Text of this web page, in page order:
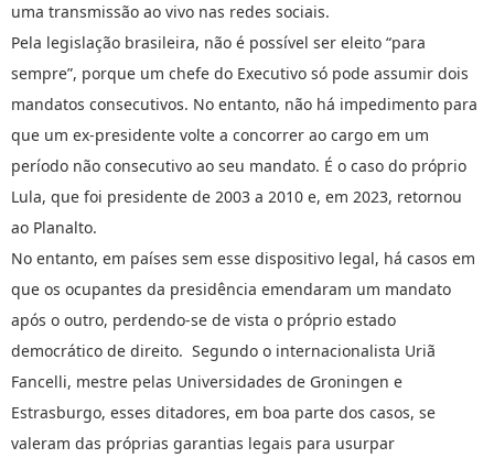
uma transmissão ao vivo nas redes sociais.
Pela legislação brasileira, não é possível ser eleito “para
sempre”, porque um chefe do Executivo só pode assumir dois
mandatos consecutivos. No entanto, não há impedimento para
que um ex-presidente volte a concorrer ao cargo em um
período não consecutivo ao seu mandato. É o caso do próprio
Lula, que foi presidente de 2003 a 2010 e, em 2023, retornou
ao Planalto.
No entanto, em países sem esse dispositivo legal, há casos em
que os ocupantes da presidência emendaram um mandato
após o outro, perdendo-se de vista o próprio estado
democrático de direito. Segundo o internacionalista Uriã
Fancelli, mestre pelas Universidades de Groningen e
Estrasburgo, esses ditadores, em boa parte dos casos, se
valeram das próprias garantias legais para usurpar